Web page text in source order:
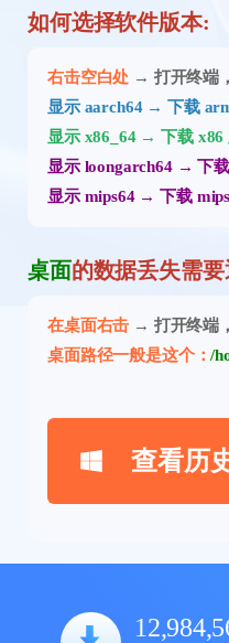
如何选择软件版本:
右击空白处 → 打开终端
显示 aarch64 → 下载
显示 x86_64 → 下载 x86
显示 loongarch64 → 下
显示 mips64 → 下载
桌面的数据丢失需
在桌面右击 → 打开终端
桌面路径一般是这个：/
查看历